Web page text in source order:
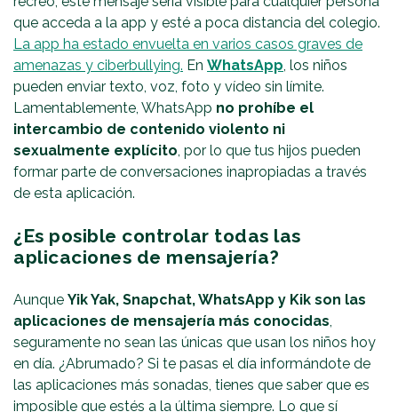
que acceda a la app y esté a poca distancia del colegio.
La app ha estado envuelta en varios casos graves de
amenazas y ciberbullying. En WhatsApp, los niños
pueden enviar texto, voz, foto y vídeo sin límite.
Lamentablemente, WhatsApp no prohíbe el
intercambio de contenido violento ni
sexualmente explícito, por lo que tus hijos pueden
formar parte de conversaciones inapropiadas a través
de esta aplicación.
¿Es posible controlar todas las
aplicaciones de mensajería?
Aunque Yik Yak, Snapchat, WhatsApp y Kik son las
aplicaciones de mensajería más conocidas,
seguramente no sean las únicas que usan los niños hoy
en día. ¿Abrumado? Si te pasas el día informándote de
las aplicaciones más sonadas, tienes que saber que es
imposible que estés a la última siempre. Lo que sí